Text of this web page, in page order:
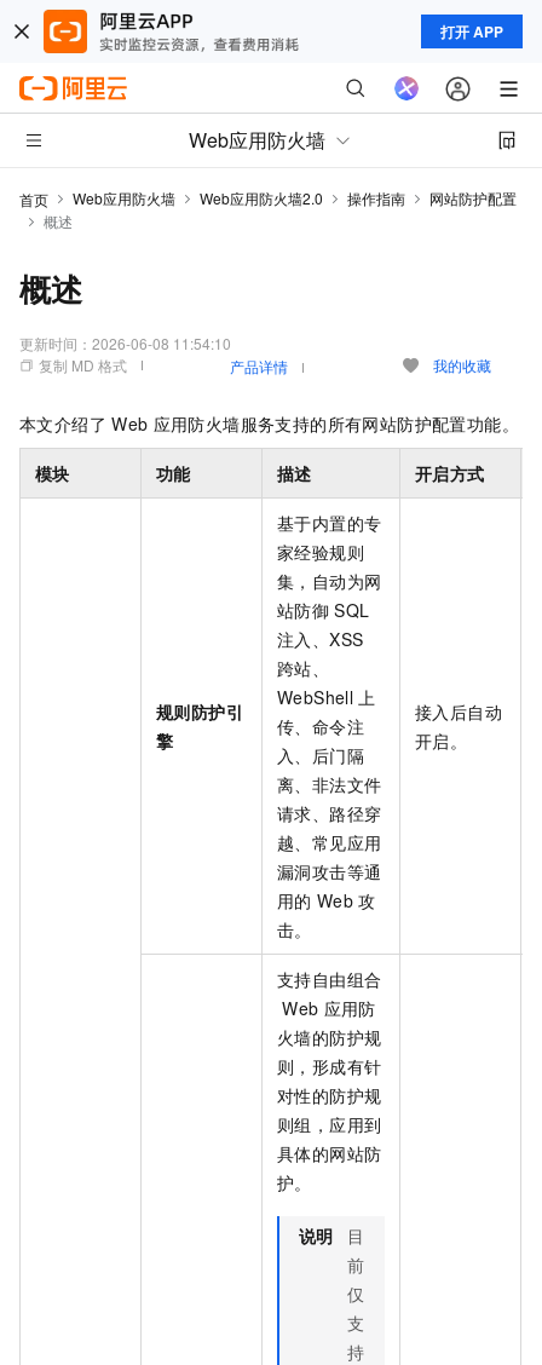
打开 APP
Web应用防火墙
首页 Web应用防火墙 Web应用防火墙2.0 操作指南
网站防护配置
概述
概述
更新时间： 2026-06-08 11:54:10
复制 MD 格式
产品详情 我的收藏
本文介绍了 Web 应用防火墙服务支持的所有网站防护配置功能。
模块 功能 描述 开启方式
规则防护引
擎
基于内置的专
家经验规则
集，自动为网
站防御 SQL
注入、XSS
跨站、
WebShell 上
传、命令注
入、后门隔
离、非法文件
请求、路径穿
越、常见应用
漏洞攻击等通
用的 Web 攻
击。
接入后自动
开启。
支持自由组合
Web 应用防
火墙的防护规
则，形成有针
对性的防护规
则组，应用到
具体的网站防
护。
说明
目
前
仅
支
持